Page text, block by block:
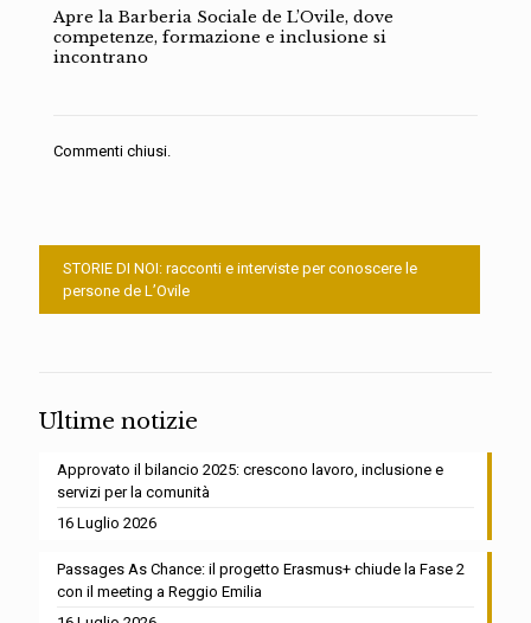
Apre la Barberia Sociale de L’Ovile, dove
competenze, formazione e inclusione si
incontrano
Commenti chiusi.
STORIE DI NOI: racconti e interviste per conoscere le
persone de L’Ovile
Ultime notizie
Approvato il bilancio 2025: crescono lavoro, inclusione e
servizi per la comunità
16 Luglio 2026
Passages As Chance: il progetto Erasmus+ chiude la Fase 2
con il meeting a Reggio Emilia